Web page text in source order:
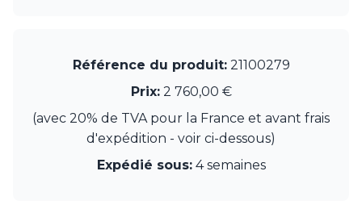
Référence du produit: 21100279
Prix:2 760,00 €
(avec 20% de TVA pour la France et avant frais
d'expédition - voir ci-dessous)
Expédié sous:4 semaines